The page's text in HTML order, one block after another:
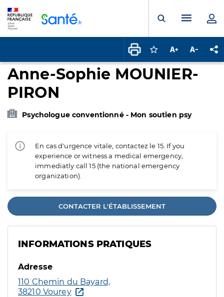
Ouvrir laMenu
Connectez-vous
Augmenter la
Anne-Sophie MOUNIER-
PIRON
Psychologue conventionné - Mon soutien psy
En cas d'urgence vitale, contactez le 15. If you
experience or witness a medical emergency,
immediatly call 15 (the national emergency
organization).
CONTACTER L'ÉTABLISSEMENT
INFORMATIONS PRATIQUES
Adresse
110 Chemin du Bayard,
38210 Vourey